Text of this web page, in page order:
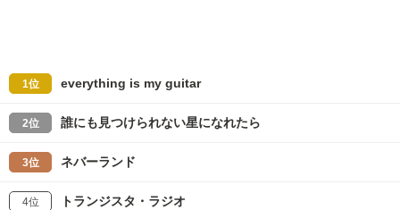
1位 everything is my guitar
2位 誰にも見つけられない星になれたら
3位 ネバーランド
4位 トランジスタ・ラジオ